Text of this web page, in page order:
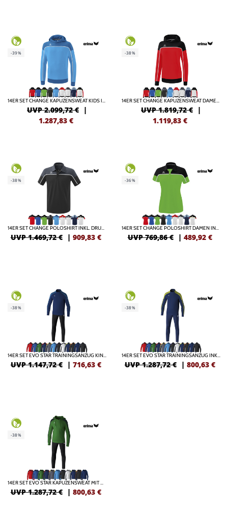
-39%
14ER SET CHANGE KAPUZENSWEAT KIDS INKL. DRUCK
UVP 2.099,72 € |
1.287,83 €
-38%
14ER SET CHANGE KAPUZENSWEAT DAMEN INKL. DRUCK
UVP 1.819,72 € |
1.119,83 €
-38%
14ER SET CHANGE POLOSHIRT INKL. DRUCK
UVP 1.469,72 € | 909,83 €
-36%
14ER SET CHANGE POLOSHIRT DAMEN INKL. DRUCK
UVP 769,86 € | 489,92 €
-38%
14ER SET EVO STAR TRAININGSANZUG KINDER INKL. DRUCK
UVP 1.147,72 € | 716,63 €
-38%
14ER SET EVO STAR TRAININGSANZUG INKL. DRUCK
UVP 1.287,72 € | 800,63 €
-38%
14ER SET EVO STAR KAPUZENSWEAT MIT HOSE KINDER INKL. DRUCK
UVP 1.287,72 € | 800,63 €